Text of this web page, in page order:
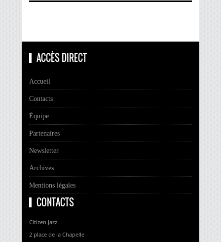
ACCÈS DIRECT
Accueil
Contacts
Équipe
Partenaires
Newsletter
Archives
Mentions légales
CONTACTS
Citizen Jazz
2 place de la Chapelle